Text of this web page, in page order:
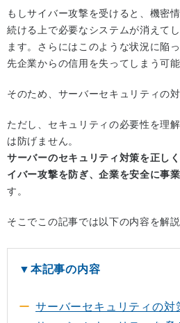
もしサイバー攻撃を受けると、機密
続ける上で必要なシステムが消えて
ます。さらにはこのような状況に陥
先企業からの信用を失ってしまう可
そのため、サーバーセキュリティの
ただし、セキュリティの必要性を理
は防げません。
サーバーのセキュリティ対策を正し
イバー攻撃を防ぎ、企業を安全に事
す。
そこでこの記事では以下の内容を解
▼本記事の内容
サーバーセキュリティの対